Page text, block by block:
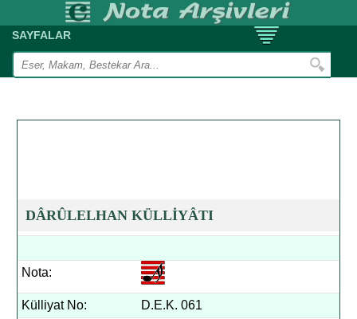
SAYFALAR
DÂRÛLELHAN KÜLLİYÂTI
Nota:
Külliyat No:
D.E.K. 061